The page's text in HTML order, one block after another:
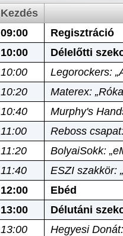
Kezdés
09:00
Regisztráció
10:00
Délelőtti
10:00
Legorockers:
10:20
Materex:
10:40
Murphy's
11:00
Reboss
11:20
BolyaiSokk:
11:40
ESZI szakkör:
12:00
Ebéd
13:00
Délutáni
13:00
Hegyesi